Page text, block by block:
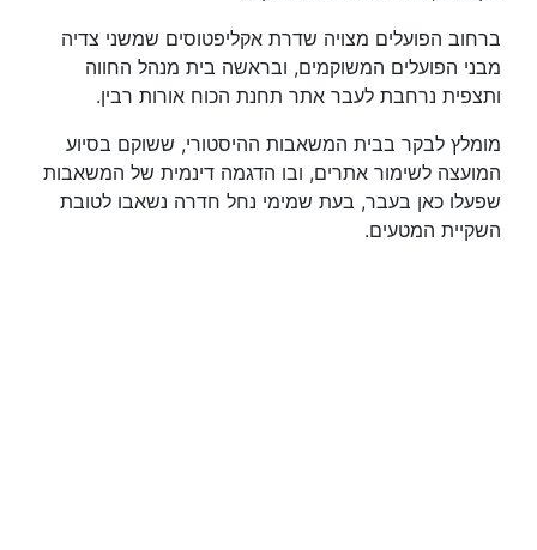
ברחוב הפועלים מצויה שדרת אקליפטוסים שמשני צדיה
מבני הפועלים המשוקמים, ובראשה בית מנהל החווה
ותצפית נרחבת לעבר אתר תחנת הכוח אורות רבין.
מומלץ לבקר בבית המשאבות ההיסטורי, ששוקם בסיוע
המועצה לשימור אתרים, ובו הדגמה דינמית של המשאבות
שפעלו כאן בעבר, בעת שמימי נחל חדרה נשאבו לטובת
השקיית המטעים.